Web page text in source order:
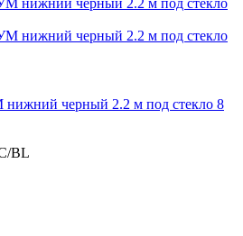
черный 2.2 м под стекло 8
BL